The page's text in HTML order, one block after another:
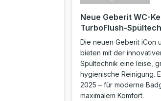
Neue Geberit WC-
TurboFlush-
Die neuen Geberit iCon
bieten mit der
Spültechnik eine leise,
hygienische Reinigung.
2025 – für moderne
maximalem Komfort.